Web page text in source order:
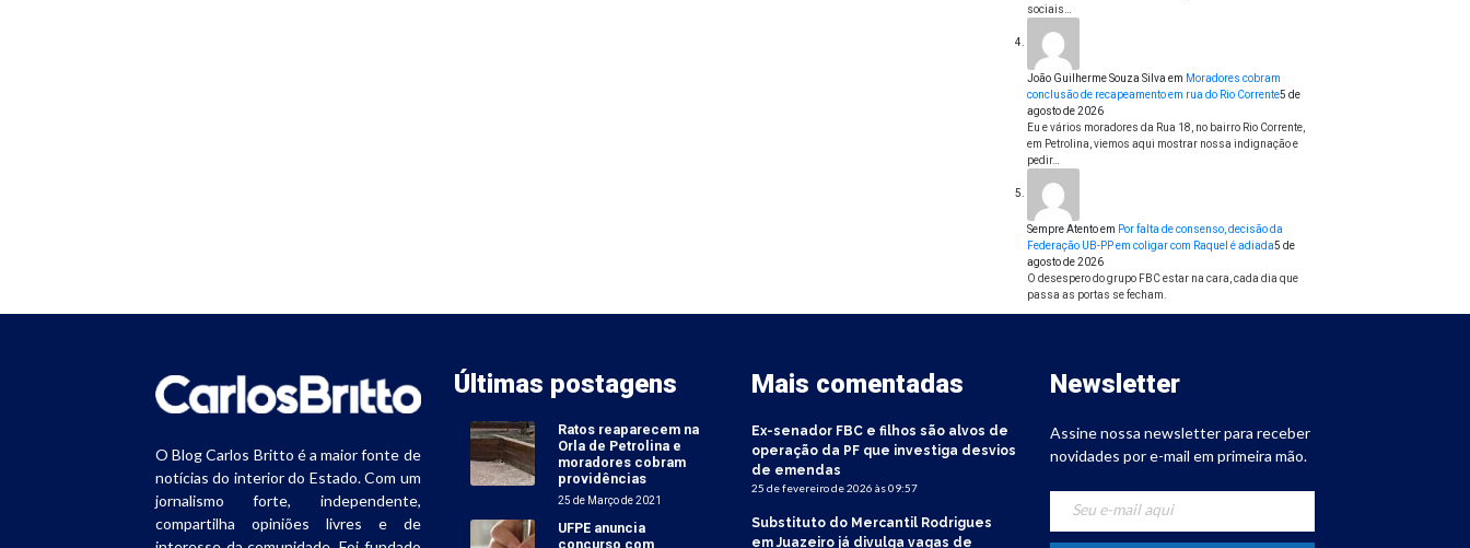
sociais…
João Guilherme Souza Silva em Moradores cobram
conclusão de recapeamento em rua do Rio Corrente5 de
agosto de 2026
Eu e vários moradores da Rua 18, no bairro Rio Corrente,
em Petrolina, viemos aqui mostrar nossa indignação e
pedir…
Sempre Atentoem Por falta de consenso, decisão da
Federação UB-PP em coligar com Raquel é adiada5 de
agosto de 2026
O desespero do grupo FBC estar na cara, cada dia que
passa as portas se fecham.
O Blog Carlos Britto é a maior fonte de
notícias do interior do Estado. Com um
jornalismo forte, independente,
compartilha opiniões livres e de
Últimas postagens
Ratos reaparecem na
Orla de Petrolina e
moradores cobram
providências
25 de Março de 2021
UFPE anuncia
concurso com
Mais comentadas
Ex-senador FBC e filhos são alvos de
operação da PF que investiga desvios
de emendas
25 de fevereiro de 2026 às 09:57
Substituto do Mercantil Rodrigues
em Juazeiro já divulga vagas de
Newsletter
Assine nossa newsletter para receber
novidades por e-mail em primeira mão.